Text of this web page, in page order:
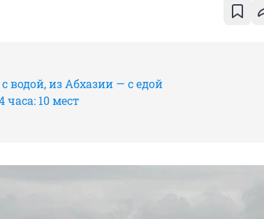
водой, из Абхазии — с едой
часа: 10 мест